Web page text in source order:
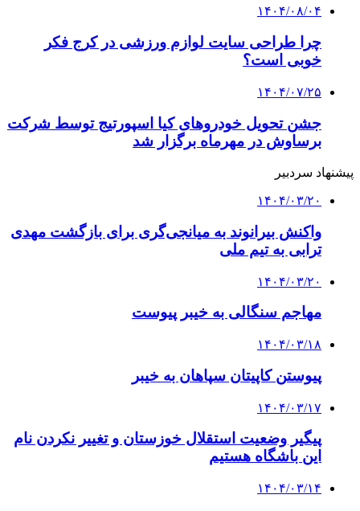
۱۴۰۴/۰۸/۰۴
چرا طراحی سایت لوازم ورزشی در کرج فکر
خوبی است؟
۱۴۰۴/۰۷/۲۵
جشن تحویل خودروهای کیا اسپورتیج توسط شرکت
برساوش در مهرماه برگزار شد
پیشنهاد سردبیر
۱۴۰۴/۰۳/۲۰
واکنش بیرانوند به میانجی‌گری برای بازگشت مهدی
ترابی به تیم ملی
۱۴۰۴/۰۳/۲۰
مهاجم سنگالی به خیبر پیوست
۱۴۰۴/۰۳/۱۸
پیوستن کاپیتان سپاهان به خیبر
۱۴۰۴/۰۳/۱۷
پیگیر وضعیت استقلال خوزستان و تغییر نکردن نام
این باشگاه هستیم
۱۴۰۴/۰۳/۱۴